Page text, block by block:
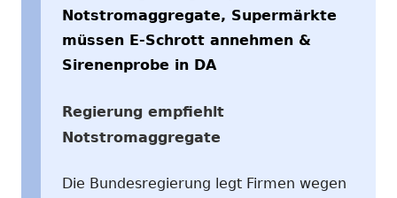
Notstromaggregate, Supermärkte
müssen E-Schrott annehmen &
Sirenenprobe in DA
Regierung empfiehlt
Notstromaggregate
Die Bundesregierung legt Firmen wegen